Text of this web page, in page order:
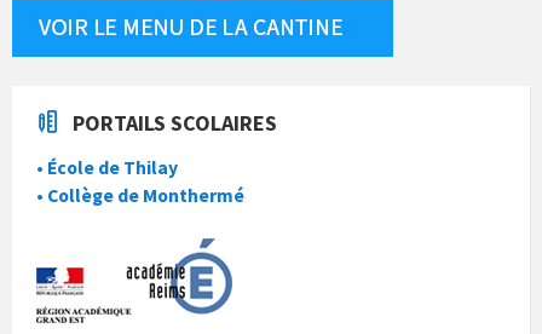
PORTAILS SCOLAIRES
• École de Thilay
• Collège de Monthermé